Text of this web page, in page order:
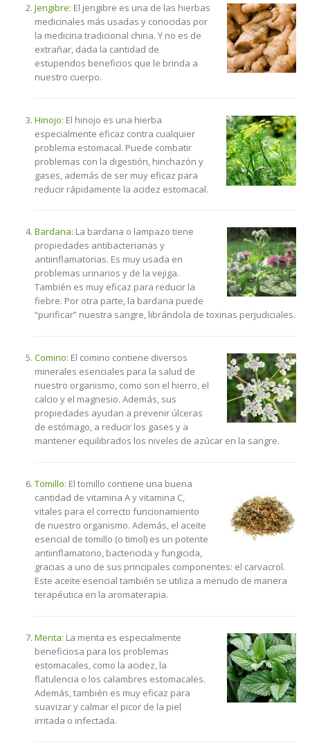
Jengibre: El jengibre es una de las hierbas
medicinales más usadas y conocidas por
la medicina tradicional china. Y no es de
extrañar, dada la cantidad de
estupendos beneficios que le brinda a
nuestro cuerpo.
Hinojo: El hinojo es una hierba
especialmente eficaz contra cualquier
problema estomacal. Puede combatir
problemas con la digestión, hinchazón y
gases, además de ser muy eficaz para
reducir rápidamente la acidez estomacal.
Bardana: La bardana o lampazo tiene
propiedades antibacterianas y
antiinflamatorias. Es muy usada en
problemas urinarios y de la vejiga.
También es muy eficaz para reducir la
fiebre. Por otra parte, la bardana puede
“purificar” nuestra sangre, librándola de toxinas perjudiciales.
Comino: El comino contiene diversos
minerales esenciales para la salud de
nuestro organismo, como son el hierro, el
calcio y el magnesio. Además, sus
propiedades ayudan a prevenir úlceras
de estómago, a reducir los gases y a
mantener equilibrados los niveles de azúcar en la sangre.
Tomillo: El tomillo contiene una buena
cantidad de vitamina A y vitamina C,
vitales para el correcto funcionamiento
de nuestro organismo. Además, el aceite
esencial de tomillo (o timol) es un potente
antiinflamatorio, bactericida y fungicida,
gracias a uno de sus principales componentes: el carvacrol.
Este aceite esencial también se utiliza a menudo de manera
terapéutica en la aromaterapia.
Menta: La menta es especialmente
beneficiosa para los problemas
estomacales, como la acidez, la
flatulencia o los calambres estomacales.
Además, también es muy eficaz para
suavizar y calmar el picor de la piel
irritada o infectada.